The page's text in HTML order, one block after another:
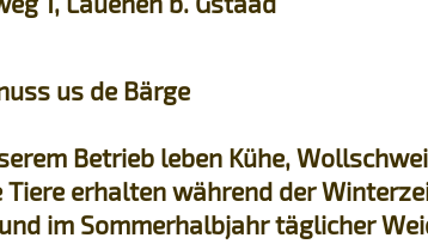
us de Bärge
Betrieb leben Kühe,
Tiere erhalten während der
im Sommerhalbjahr täglicher